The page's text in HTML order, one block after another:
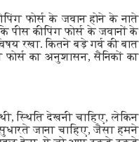
फोर्स के जवान होने के नाते
पीस कीपिंग फोर्स के जवानों के
रखा. कितने बड़े गर्व की बात
का अनुशासन, सैनिकों का
स्थिति देखनी चाहिए, लेकिन
जाना चाहिए, जैसा हमने